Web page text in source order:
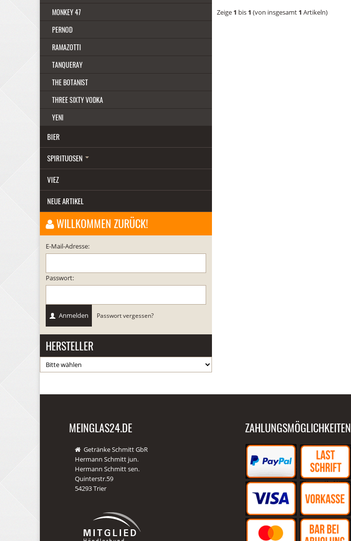
Zeige 1 bis 1 (von insgesamt 1 Artikeln)
MONKEY 47
PERNOD
RAMAZOTTI
TANQUERAY
THE BOTANIST
THREE SIXTY VODKA
YENI
BIER
SPIRITUOSEN
VIEZ
NEUE ARTIKEL
WILLKOMMEN ZURÜCK!
E-Mail-Adresse:
Passwort:
Anmelden Passwort vergessen?
HERSTELLER
MEINGLAS24.DE
Getränke Schmitt GbR
Hermann Schmitt jun.
Hermann Schmitt sen.
Quinterstr.59
54293 Trier
ZAHLUNGSMÖGLICHKEITEN